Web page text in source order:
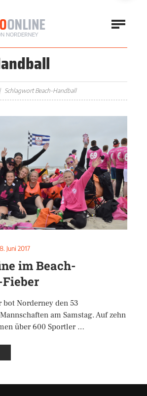
Schlagwort Beach-Handball
Juni 2017
im Beach-
bot Norderney den 53
am Samstag. Auf zehn
über 600 Sportler …